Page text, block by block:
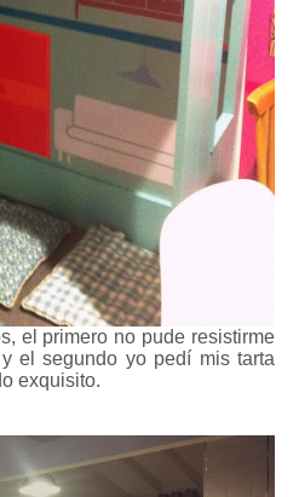
el primero no pude resistirme
el segundo yo pedí mis tarta
exquisito.